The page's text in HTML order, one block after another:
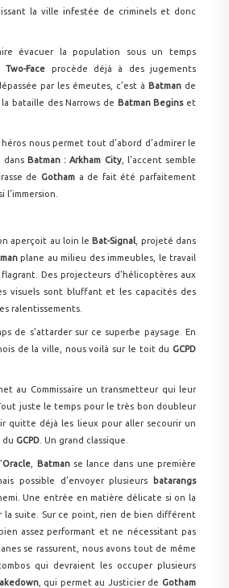
la ville infestée de criminels et donc
évacuer la population sous un temps
Two-Face procède déjà à des jugements
par les émeutes, c’est à Batman de
bataille des Narrows de Batman Begins et
nous permet tout d’abord d’admirer le
dans Batman : Arkham City, l’accent semble
de Gotham a de fait été parfaitement
l’immersion.
aperçoit au loin le Bat-Signal , projeté dans
plane au milieu des immeubles, le travail
Des projecteurs d’hélicoptères aux
visuels sont bluffant et les capacités des
ralentissements.
de s’attarder sur ce superbe paysage. En
de la ville, nous voilà sur le toit du GCPD
au Commissaire un transmetteur qui leur
juste le temps pour le très bon doubleur
quitte déjà les lieux pour aller secourir un
du GCPD . Un grand classique.
Oracle Batmanse lance dans une première
possible d’envoyer plusieurs
batarangs
Une entrée en matière délicate si on la
la suite. Sur ce point, rien de bien différent
assez performant et ne nécessitant pas
se rassurent, nous avons tout de même
qui devraient les occuper plusieurs
, qui permet au Justicier de Gotham